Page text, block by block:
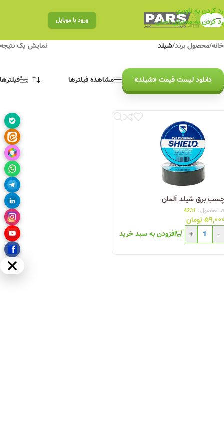
رد کردن به ناوبری
رد کردن به محتوای اصلی
منو ورود با موبایل
خانه/محصول برند/شیلد نمایش یک نتیجه
دانلود لیست قیمت «شیلد» مشاهده فیلترها فیلترها
برق شیلد آلمان
محصول : 4231
تومان
-
+ افزودن به سبد خرید